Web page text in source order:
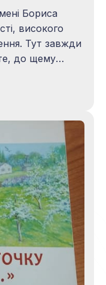
Бориса
високого
до щему
Він
пройнятий
й поваги